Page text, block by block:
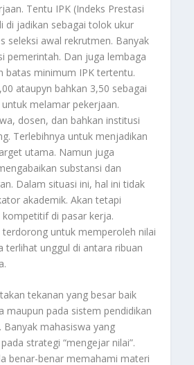
Tentu IPK (Indeks Prestasi
di jadikan sebagai tolok ukur
seleksi awal rekrutmen. Banyak
pemerintah. Dan juga lembaga
batas minimum IPK tertentu.
ataupyn bahkan 3,50 sebagai
melamar pekerjaan.
dosen, dan bahkan institusi
Terlebihnya untuk menjadikan
utama. Namun juga
substansi dan
Dalam situasi ini, hal ini tidak
akademik. Akan tetapi
di pasar kerja.
terdorong untuk memperoleh nilai
terlihat unggul di antara ribuan
tekanan yang besar baik
maupun pada sistem pendidikan
Banyak mahasiswa yang
strategi “mengejar nilai”.
benar-benar memahami materi